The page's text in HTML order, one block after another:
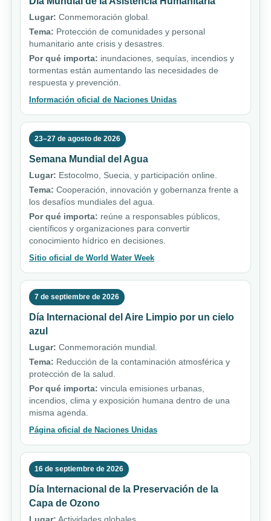
Lugar: Conmemoración global.
Tema: Protección de comunidades y personal
humanitario ante crisis y desastres.
Por qué importa: inundaciones, sequías, incendios y
tormentas están aumentando las necesidades de
respuesta y prevención.
Información oficial de Naciones Unidas
23–27 de agosto de 2026
Semana Mundial del Agua
Lugar: Estocolmo, Suecia, y participación online.
Tema: Cooperación, innovación y gobernanza frente a
los desafíos mundiales del agua.
Por qué importa: reúne a responsables públicos,
científicos y organizaciones para convertir
conocimiento hídrico en decisiones.
Sitio oficial de World Water Week
7 de septiembre de 2026
Día Internacional del Aire Limpio por un cielo
azul
Lugar: Conmemoración mundial.
Tema: Reducción de la contaminación atmosférica y
protección de la salud.
Por qué importa: vincula emisiones urbanas,
incendios, clima y exposición humana dentro de una
misma agenda.
Página oficial de Naciones Unidas
16 de septiembre de 2026
Día Internacional de la Preservación de la
Capa de Ozono